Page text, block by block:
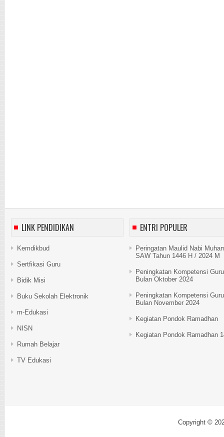
LINK PENDIDIKAN
Kemdikbud
Sertfikasi Guru
Bidik Misi
Buku Sekolah Elektronik
m-Edukasi
NISN
Rumah Belajar
TV Edukasi
ENTRI POPULER
Peringatan Maulid Nabi
SAW Tahun 1446 H / 2024 M
Peningkatan Kompetensi
Bulan Oktober 2024
Peningkatan Kompetensi Guru
Bulan November 2024
Kegiatan Pondok Ramadhan
Kegiatan Pondok Ramadhan
Copyright ©